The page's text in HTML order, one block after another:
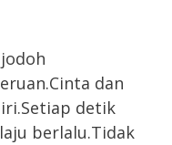
dan
detik
berlalu.Tidak